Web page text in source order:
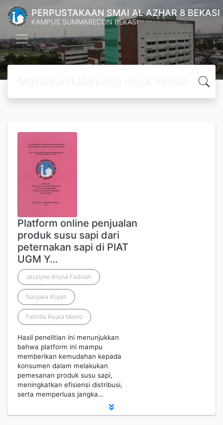
PERPUSTAKAAN SMAI AL AZHAR 8 BEKASI
KAMPUS SUMMARECON BEKASI
Platform online penjualan
produk susu sapi dari
peternakan sapi di PIAT
UGM Y…
Jesslyne Alvina Fadillah
Nasywa Aliyah
Fabrilla Rayka Maelo
Hasil penelitian ini menunjukkan
bahwa platform ini mampu
memberikan kemudahan kepada
konsumen dalam melakukan
pemesanan produk susu sapi,
meningkatkan efisiensi distribusi,
serta memperluas jangka…